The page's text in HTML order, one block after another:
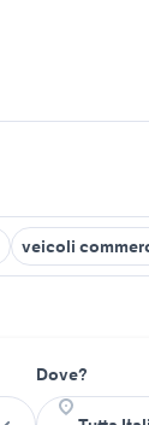
veicoli
Dove?